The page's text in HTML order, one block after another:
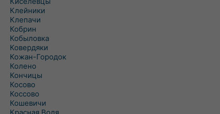
Клейники
Клепачи
Кобрин
Кобыловка
Ковердяки
Кожан-Городок
Колено
Кончицы
Косово
Коссово
Кошевичи